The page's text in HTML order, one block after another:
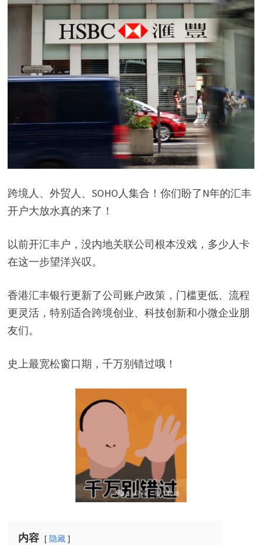
跨境人、外贸人、SOHO人集合！你们盼了N年的汇丰
开户大放水真的来了！
以前开汇丰户，没内地关联公司根本没戏，多少人卡
在这一步望洋兴叹。
香港汇丰银行更新了公司账户政策，门槛更低、流程
更灵活，特别适合跨境创业、科技创新和小微企业朋
友们。
史上最宽松窗口期，千万别错过哦！
内容 隐藏